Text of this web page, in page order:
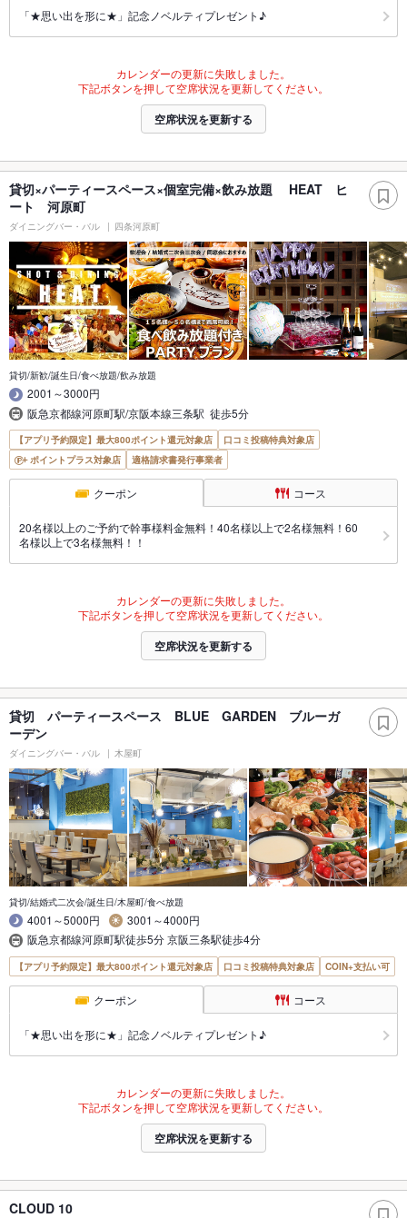
「★思い出を形に★」記念ノベルティプレゼント♪
カレンダーの更新に失敗しました。
下記ボタンを押して空席状況を更新してください。
空席状況を更新する
貸切×パーティースペース×個室完備×飲み放題 HEAT ヒ
ート 河原町
ダイニングバー・バル 四条河原町
貸切/新歓/誕生日/食べ放題/飲み放題
2001～3000円
阪急京都線河原町駅/京阪本線三条駅 徒歩5分
【アプリ予約限定】最大800ポイント還元対象店
口コミ投稿特典対象店
ポイントプラス対象店
適格請求書発行事業者
クーポン コース
20名様以上のご予約で幹事様料金無料！40名様以上で2名様無料！60
名様以上で3名様無料！！
カレンダーの更新に失敗しました。
下記ボタンを押して空席状況を更新してください。
空席状況を更新する
貸切 パーティースペース BLUE GARDEN ブルーガ
ーデン
ダイニングバー・バル 木屋町
貸切/結婚式二次会/誕生日/木屋町/食べ放題
4001～5000円
3001～4000円
阪急京都線河原町駅徒歩5分 京阪三条駅徒歩4分
【アプリ予約限定】最大800ポイント還元対象店 口コミ投稿特典対象店 COIN+支払い可
クーポン コース
「★思い出を形に★」記念ノベルティプレゼント♪
カレンダーの更新に失敗しました。
下記ボタンを押して空席状況を更新してください。
空席状況を更新する
CLOUD 10